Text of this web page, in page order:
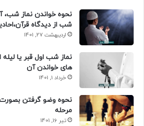
نحوه خواندن نماز شب،
شب از دیدگاه
اردیبهشت 27, 1401
نماز شب اول قبر یا
های خواندن آن
خرداد 1, 1401
نحوه وضو گرفتن
مرحله
تیر 16, 1401